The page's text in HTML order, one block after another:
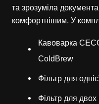
та зрозуміла
комфортнішим. У
Кавоварка
ColdBrew
Фільтр для
Фільтр для двох